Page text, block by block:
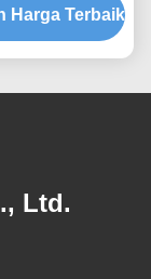
Terukur dan
yang
Harga Terbaik
Ltd.